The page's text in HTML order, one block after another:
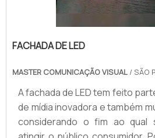
FACHADA DE LED
MASTER COMUNICAÇÃO VISUAL / SÃO
A fachada de LED tem feito
de mídia inovadora e também
considerando o fim ao qual